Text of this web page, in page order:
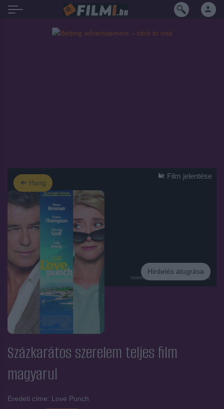
Hang
Hirdetés
Hirdetés átugrása
Film jelentése
Százkarátos szerelem teljes film
magyarul
Eredeti címe: Love Punch